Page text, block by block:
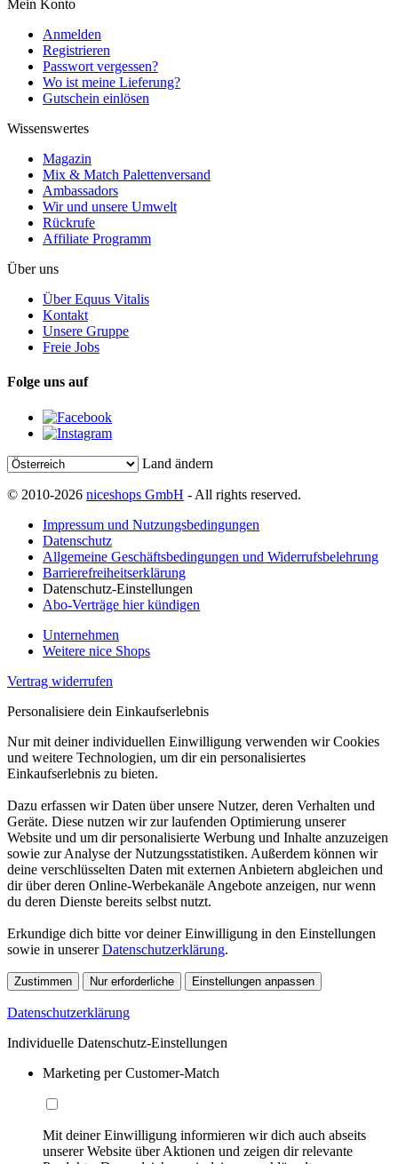
Mein Konto
Anmelden
Registrieren
Passwort vergessen?
Wo ist meine Lieferung?
Gutschein einlösen
Wissenswertes
Magazin
Mix & Match Palettenversand
Ambassadors
Wir und unsere Umwelt
Rückrufe
Affiliate Programm
Über uns
Über Equus Vitalis
Kontakt
Unsere Gruppe
Freie Jobs
Folge uns auf
Land ändern
© 2010-2026 niceshops GmbH - All rights reserved.
Impressum und Nutzungsbedingungen
Datenschutz
Allgemeine Geschäftsbedingungen und Widerrufsbelehrung
Barrierefreiheitserklärung
Datenschutz-Einstellungen
Abo-Verträge hier kündigen
Unternehmen
Weitere nice Shops
Vertrag widerrufen
Personalisiere dein Einkaufserlebnis
Nur mit deiner individuellen Einwilligung verwenden wir Cookies
und weitere Technologien, um dir ein personalisiertes
Einkaufserlebnis zu bieten.
Dazu erfassen wir Daten über unsere Nutzer, deren Verhalten und
Geräte. Diese nutzen wir zur laufenden Optimierung unserer
Website und um dir personalisierte Werbung und Inhalte anzuzeigen
sowie zur Analyse der Nutzungsstatistiken. Außerdem können wir
deine verschlüsselten Daten mit externen Anbietern abgleichen und
dir über deren Online-Werbekanäle Angebote anzeigen, nur wenn
du deren Dienste bereits selbst nutzt.
Erkundige dich bitte vor deiner Einwilligung in den Einstellungen
sowie in unsererDatenschutzerklärung.
Zustimmen Nur erforderliche Einstellungen anpassen
Datenschutzerklärung
Individuelle Datenschutz-Einstellungen
Marketing per Customer-Match
Mit deiner Einwilligung informieren wir dich auch abseits
unserer Website über Aktionen und zeigen dir relevante